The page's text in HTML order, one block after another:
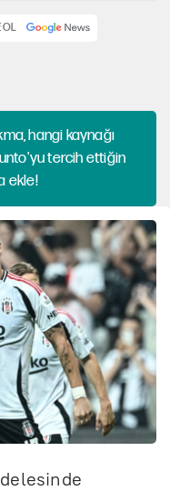
OL
hangi kaynağı
tercih ettiğin
ekle!